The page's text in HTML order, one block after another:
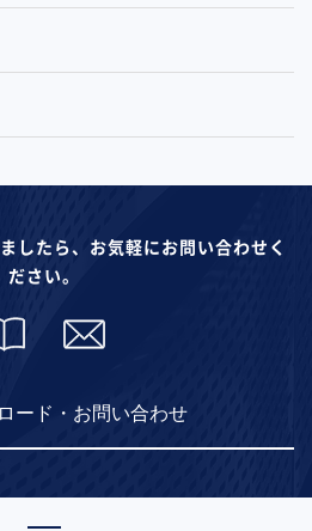
したら、お気軽にお問い合わせく
ださい。
ード・お問い合わせ